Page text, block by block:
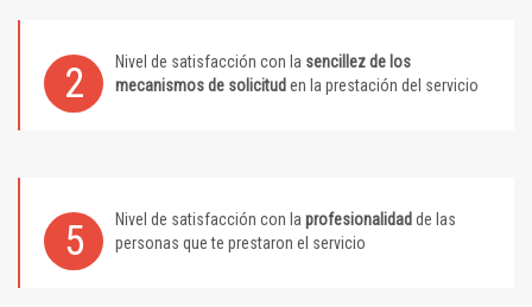
2 Nivel de satisfacción con la sencillez de los
mecanismos de solicitud en la prestación del servicio
5 Nivel de satisfacción con la profesionalidad de las
personas que te prestaron el servicio